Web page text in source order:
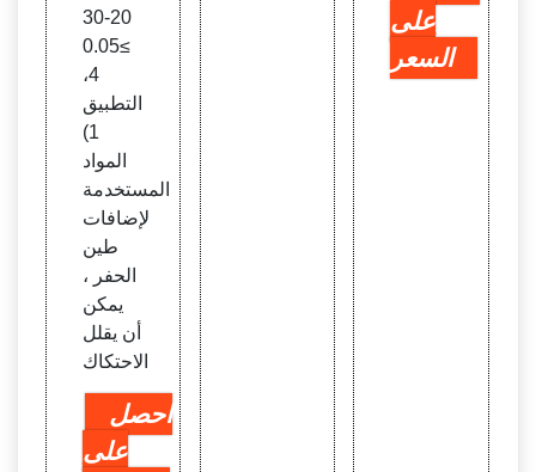
20-30
≥0.05
4،
التطبيق
1)
المواد
المستخدمة
لإضافات
طين
الحفر ،
يمكن
أن يقلل
الاحتكاك
احصل
على
على
السعر